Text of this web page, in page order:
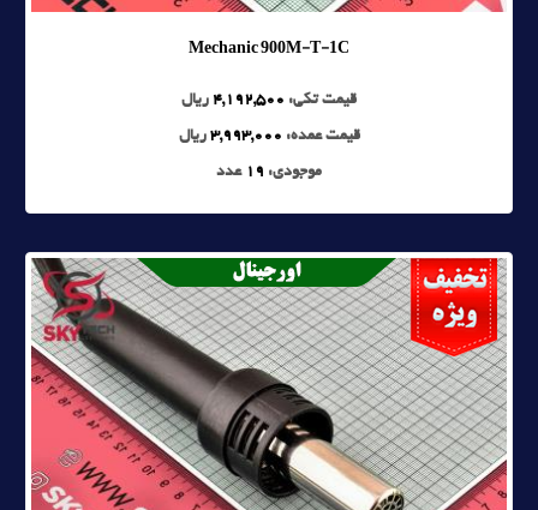
Mechanic 900M-T-1C
قیمت تکی: 4,192,500 ریال
قیمت عمده: 3,993,000 ریال
موجودی: 19 عدد